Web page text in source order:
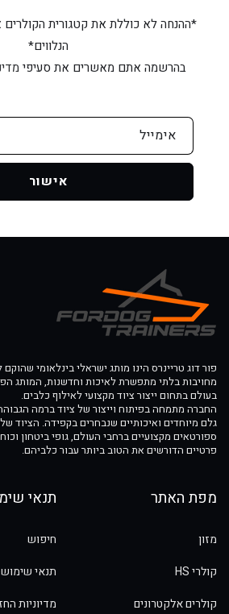
*ההנחה לא כוללת את קטגורית הקולרים
הנלווים*
בהרשמה אתם מאשרים את סעיפי
אימייל
אישור
מחויבות בלתי מתפשרת לאיכות וחדשנות, המותג
בעולם בתחום ייצור ציוד מקצועי לאילוף כלבים.
החברה מתמחה בפיתוח וייצור של ציוד ברמה
גלם מיוחדים ואיכותיים שנבחרים בקפידה. הציוד
ספורטאים מקצועיים ברחבי העולם, גופי ביטחון
פרטיים הדורשים את הטוב ביותר עבור כלביהם.
מפת האתר
מזון
קולרי HS
קולרים אלקטרונים
תנאי
חיפוש
תנאי
מדיוניות